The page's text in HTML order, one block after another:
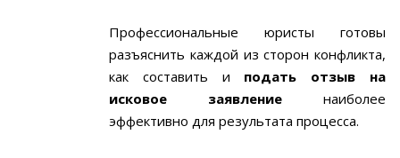
Профессиональные юристы готовы
разъяснить каждой из сторон конфликта,
как составить и подать отзыв на
исковое заявление наиболее
эффективно для результата процесса.